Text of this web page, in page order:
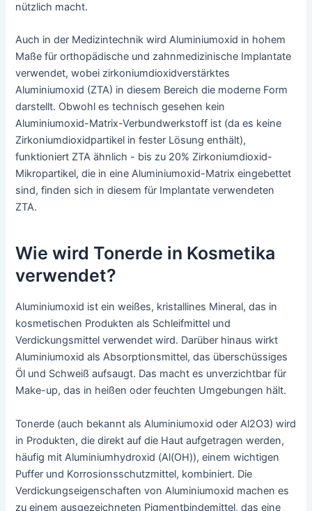
nützlich macht.
Auch in der Medizintechnik wird Aluminiumoxid in hohem
Maße für orthopädische und zahnmedizinische Implantate
verwendet, wobei zirkoniumdioxidverstärktes
Aluminiumoxid (ZTA) in diesem Bereich die moderne Form
darstellt. Obwohl es technisch gesehen kein
Aluminiumoxid-Matrix-Verbundwerkstoff ist (da es keine
Zirkoniumdioxidpartikel in fester Lösung enthält),
funktioniert ZTA ähnlich - bis zu 20% Zirkoniumdioxid-
Mikropartikel, die in eine Aluminiumoxid-Matrix eingebettet
sind, finden sich in diesem für Implantate verwendeten
ZTA.
Wie wird Tonerde in Kosmetika
verwendet?
Aluminiumoxid ist ein weißes, kristallines Mineral, das in
kosmetischen Produkten als Schleifmittel und
Verdickungsmittel verwendet wird. Darüber hinaus wirkt
Aluminiumoxid als Absorptionsmittel, das überschüssiges
Öl und Schweiß aufsaugt. Das macht es unverzichtbar für
Make-up, das in heißen oder feuchten Umgebungen hält.
Tonerde (auch bekannt als Aluminiumoxid oder Al2O3) wird
in Produkten, die direkt auf die Haut aufgetragen werden,
häufig mit Aluminiumhydroxid (Al(OH)), einem wichtigen
Puffer und Korrosionsschutzmittel, kombiniert. Die
Verdickungseigenschaften von Aluminiumoxid machen es
zu einem ausgezeichneten Pigmentbindemittel, das eine